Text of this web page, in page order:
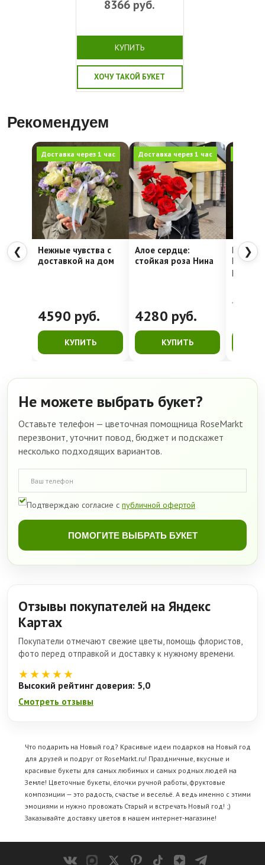
8366 руб.
КУПИТЬ
ХОЧУ ТАКОЙ БУКЕТ
Рекомендуем
❮
Доставка через 1 час
Нежные чувства с
доставкой на дом
4590 руб.
КУПИТЬ
Доставка через 1 час
Алое сердце:
стойкая роза Нина
4280 руб.
КУПИТЬ
Недели
4762
❯
Не можете выбрать букет?
Оставьте телефон — цветочная помощница RoseMarkt
перезвонит, уточнит повод, бюджет и подскажет
несколько подходящих вариантов.
Подтверждаю согласие с публичной офертой
ПОМОГИТЕ ВЫБРАТЬ БУКЕТ
Отзывы покупателей на Яндекс
Картах
Покупатели отмечают свежие цветы, помощь флористов,
фото перед отправкой и доставку к нужному времени.
★★★★★
Высокий рейтинг доверия: 5,0
Смотреть отзывы
Что подарить на Новый год? Красивые идеи подарков на Новый год
для друзей и подруг от RoseMarkt.ru! Праздничные, вкусные и
красивые букеты для самых любимых и самых родных людей на
Земле! Цветочные букеты, ёлочки ручной работы, фруктовые
композиции — это радость, счастье и весельё. А ведь именно с этими
эмоциями и нужно провожать Старый и встречать Новый год! ;)
Заказывайте доставку цветов в нашем интернет-магазине!